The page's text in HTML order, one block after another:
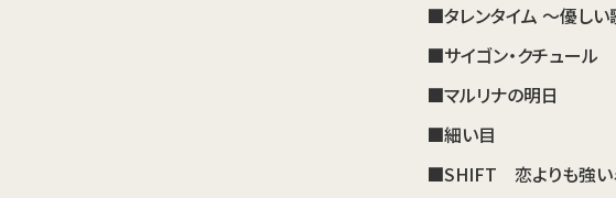
■タレンタイム ～優しい
■サイゴン・クチュール
■マルリナの明日
■細い目
■SHIFT 恋よりも強い